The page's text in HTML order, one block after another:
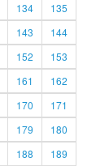
134
135
143
144
152
153
161
162
170
171
179
180
188
189